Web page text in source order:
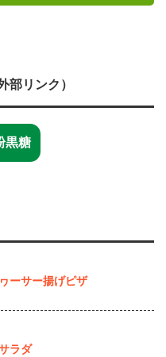
部リンク）
黒糖
ーサー揚げピザ
ラダ